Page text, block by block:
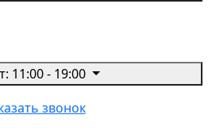
11:00 - 19:00
звонок